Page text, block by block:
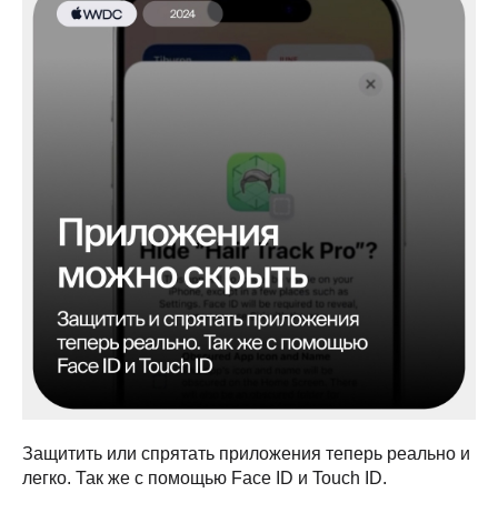
Защитить или спрятать приложения теперь реально и
легко. Так же с помощью Face ID и Touch ID.